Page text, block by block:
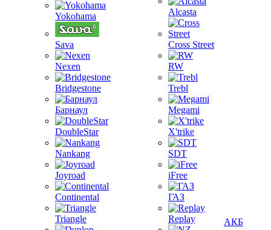
Yokohama
Sava
Nexen
Bridgestone
Барнаул
DoubleStar
Nankang
Joyroad
Continental
Triangle
Alcasta
Cross Street
RW
Trebl
Megami
X'trike
SDT
iFree
ГАЗ
Replay АКБ